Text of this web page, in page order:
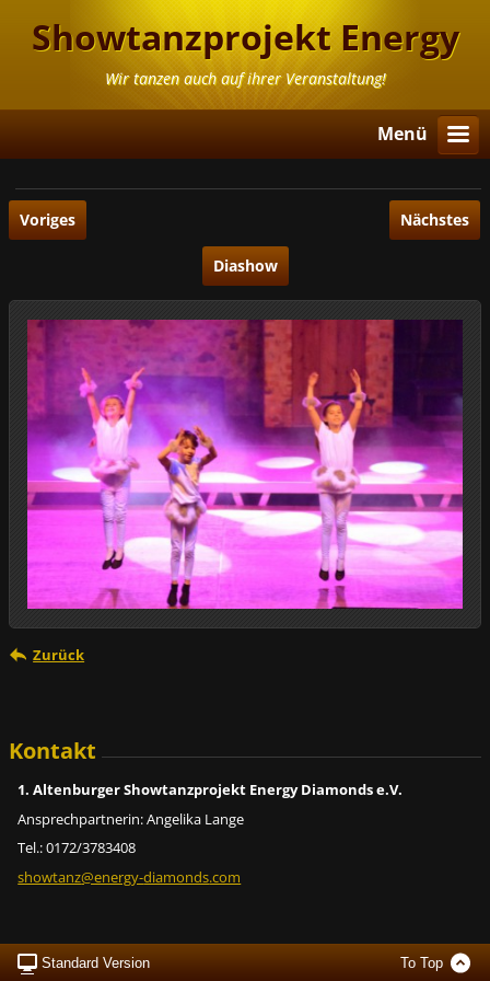
Showtanzprojekt Energy
Diamonds
Wir tanzen auch auf ihrer Veranstaltung!
Menü
Voriges Nächstes
Diashow
Zurück
Kontakt
1. Altenburger Showtanzprojekt Energy Diamonds e.V.
Ansprechpartnerin: Angelika Lange
Tel.: 0172/3783408
showtanz@energy-diamonds.com
Standard Version To Top